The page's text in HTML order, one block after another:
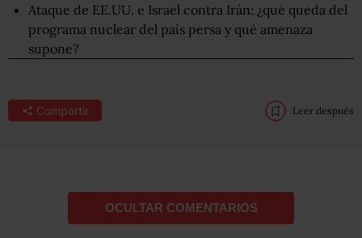
Ataque de EE.UU. e Israel contra Irán: ¿qué queda del
programa nuclear del país persa y qué amenaza
supone?
Compartir Leer después
OCULTAR COMENTARIOS